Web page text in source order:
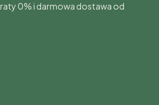
0% i darmowa dostawa od